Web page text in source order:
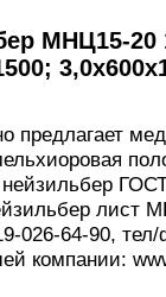
МНЦ15-20
лист
026-64-90,
компании: